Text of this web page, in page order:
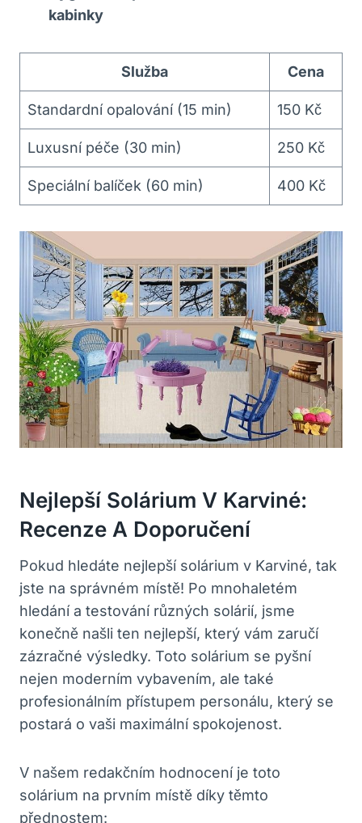
kabinky
Služba Cena
Standardní opalování (15 min) 150 Kč
Luxusní péče (30 min) 250 Kč
Speciální balíček (60 min) 400 Kč
Nejlepší Solárium V Karviné:
Recenze A Doporučení
Pokud hledáte nejlepší solárium v Karviné, tak
jste na správném místě! Po mnohaletém
hledání a testování různých solárií, jsme
konečně našli ten nejlepší, který vám zaručí
zázračné výsledky. Toto solárium se pyšní
nejen moderním vybavením, ale také
profesionálním přístupem personálu, který se
postará o vaši maximální spokojenost.
V našem redakčním hodnocení je toto
solárium na prvním místě díky těmto
přednostem: